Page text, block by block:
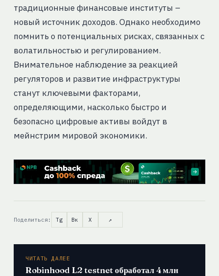
традиционные финансовые институты –
новый источник доходов. Однако необходимо
помнить о потенциальных рисках, связанных с
волатильностью и регулированием.
Внимательное наблюдение за реакцией
регуляторов и развитие инфраструктуры
станут ключевыми факторами,
определяющими, насколько быстро и
безопасно цифровые активы войдут в
мейнстрим мировой экономики.
Поделиться: Tg Вк X ↗
ЧИТАТЬ ДАЛЕЕ
Robinhood L2 testnet обработал 4 млн